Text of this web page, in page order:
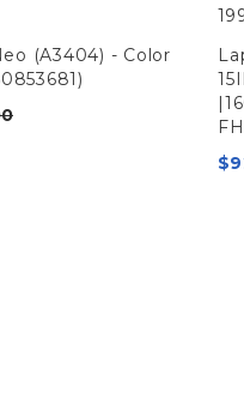
(A3404) - Color
$